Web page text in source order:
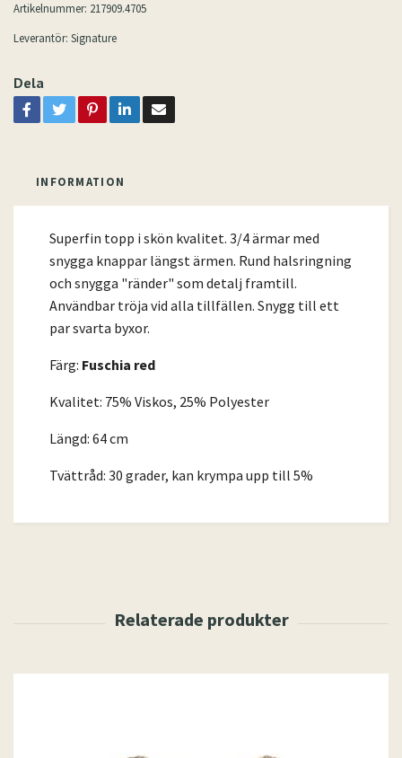
Artikelnummer: 217909.4705
Leverantör: Signature
Dela
INFORMATION
Superfin topp i skön kvalitet. 3/4 ärmar med
snygga knappar längst ärmen. Rund halsringning
och snygga "ränder" som detalj framtill.
Användbar tröja vid alla tillfällen. Snygg till ett
par svarta byxor.
Färg: Fuschia red
Kvalitet: 75% Viskos, 25% Polyester
Längd: 64 cm
Tvättråd: 30 grader, kan krympa upp till 5%